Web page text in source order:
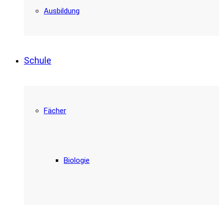
Ausbildung
Schule
Fächer
Biologie